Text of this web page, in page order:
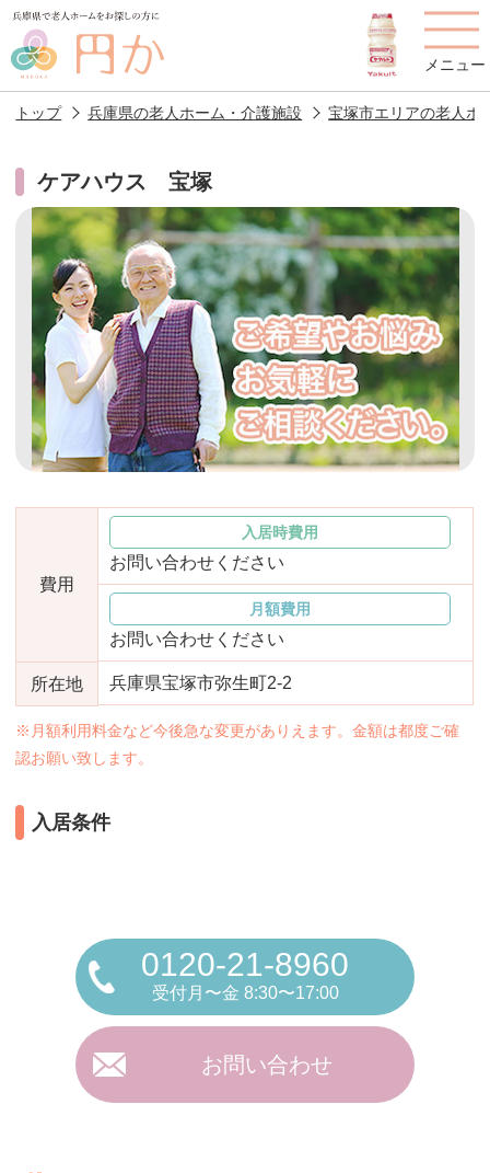
メニュー
老人ホームを
探す
円かについて 費用について
施設選びのポイント 施設をお探しの方へ
老人ホームの種類 よくあるご質問
スタッフ紹介 アクセス
相談者様の声 お役立ち情報
おすすめ施設特集 施設関係者の方へ
トップ 兵庫県の老人ホーム・介護施設 宝塚市エリアの老人ホ
ケアハウス 宝塚
費用
入居時費用
お問い合わせください
月額費用
お問い合わせください
所在地 兵庫県宝塚市弥生町2-2
※月額利用料金など今後急な変更がありえます。金額は都度ご確
認お願い致します。
入居条件
0120-21-8960
受付月〜金 8:30〜17:00
お問い合わせ